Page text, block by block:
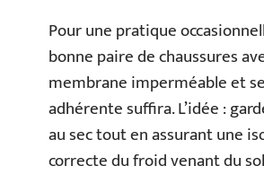
Pour une pratique
bonne paire de chaussures
membrane imperméable et
adhérente suffira. L’idée :
au sec tout en assurant une
correcte du froid venant du